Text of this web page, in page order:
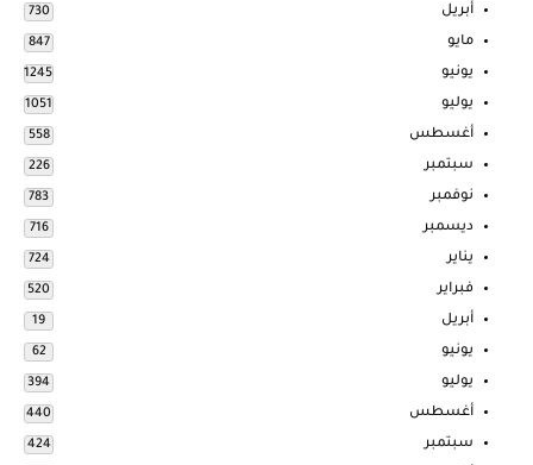
أبريل 730
مايو 847
يونيو 1245
يوليو 1051
أغسطس 558
سبتمبر 226
نوفمبر 783
ديسمبر 716
يناير 724
فبراير 520
أبريل 19
يونيو 62
يوليو 394
أغسطس 440
سبتمبر 424